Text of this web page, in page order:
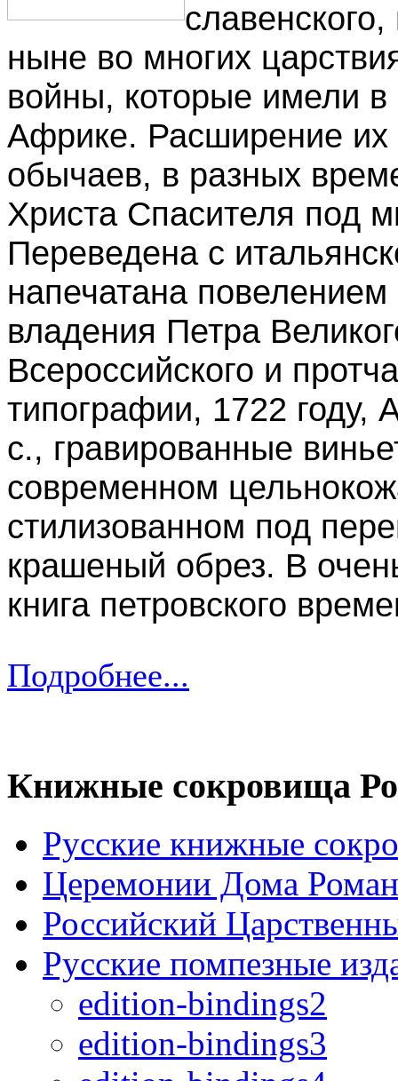
ныне во многих
войны, которые имели
Африке. Расширение их
обычаев, в разных
Христа Спасителя под
Переведена с
напечатана
владения Петра
Всероссийского и
типографии, 1722 году,
с., гравированные
современном
стилизованном под
крашеный обрез. В
книга петровского
Подробнее...
Книжные сокровища
Русские книжные
Церемонии Дома
Российский
Русские помпезные
edition-bindings2
edition-bindings3